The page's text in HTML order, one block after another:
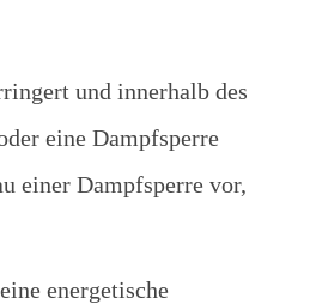
und innerhalb des
eine Dampfsperre
einer Dampfsperre vor,
energetische